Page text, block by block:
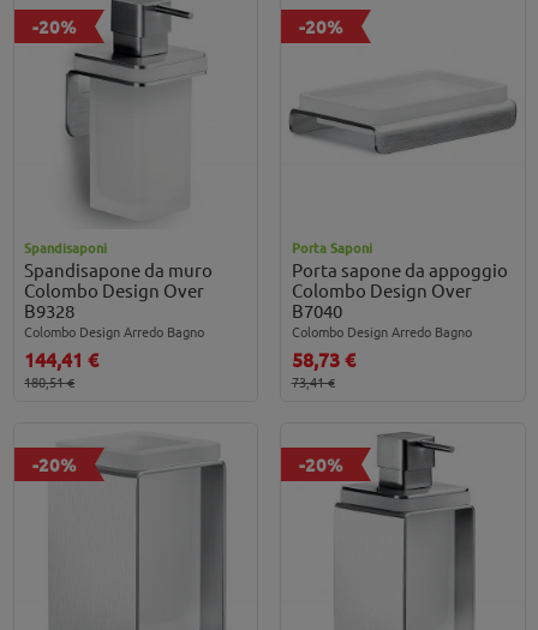
-20%
Spandisaponi
Spandisapone da muro
Colombo Design Over
B9328
Colombo Design Arredo Bagno
144,41 €
180,51 €
-20%
Porta Saponi
Porta sapone da appoggio
Colombo Design Over
B7040
Colombo Design Arredo Bagno
58,73 €
73,41 €
-20% -20%